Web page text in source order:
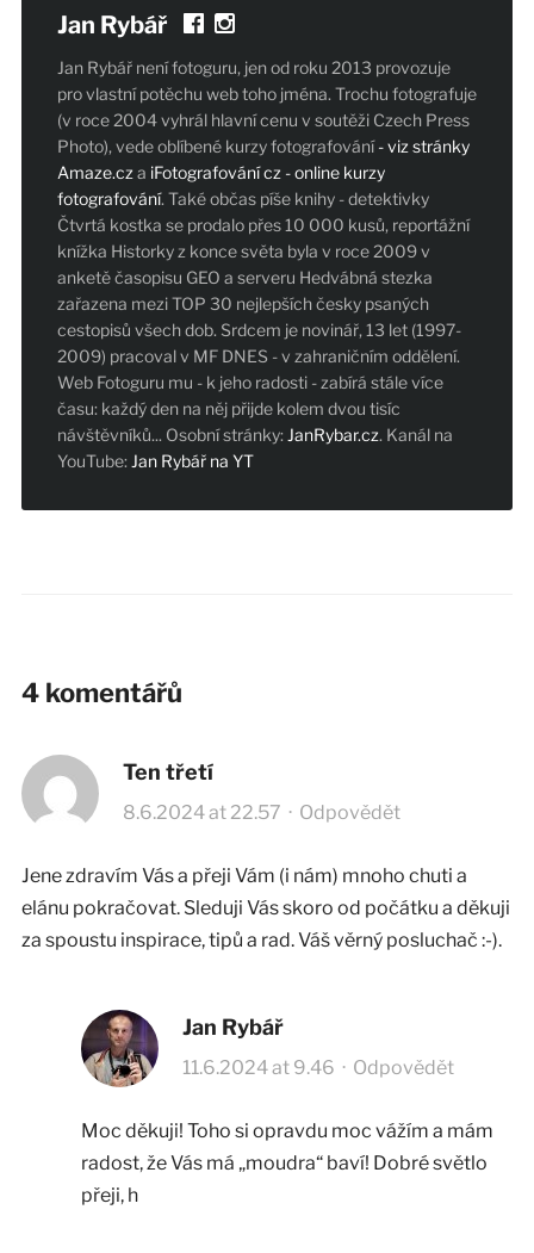
Jan Rybář
Jan Rybář není fotoguru, jen od roku 2013 provozuje
pro vlastní potěchu web toho jména. Trochu fotografuje
(v roce 2004 vyhrál hlavní cenu v soutěži Czech Press
Photo), vede oblíbené kurzy fotografování- viz stránky
Amaze.cz a iFotografování cz - online kurzy
fotografování. Také občas píše knihy - detektivky
Čtvrtá kostka se prodalo přes 10 000 kusů, reportážní
knížka Historky z konce světa byla v roce 2009 v
anketě časopisu GEO a serveru Hedvábná stezka
zařazena mezi TOP 30 nejlepších česky psaných
cestopisů všech dob. Srdcem je novinář, 13 let (1997-
2009) pracoval v MF DNES - v zahraničním oddělení.
Web Fotoguru mu - k jeho radosti - zabírá stále více
času: každý den na něj přijde kolem dvou tisíc
návštěvníků... Osobní stránky: JanRybar.cz. Kanál na
YouTube: Jan Rybář na YT
4 komentářů
Ten třetí
8.6.2024 at 22.57 · Odpovědět
Jene zdravím Vás a přeji Vám (i nám) mnoho chuti a
elánu pokračovat. Sleduji Vás skoro od počátku a děkuji
za spoustu inspirace, tipů a rad. Váš věrný posluchač :-).
Jan Rybář
11.6.2024 at 9.46 · Odpovědět
Moc děkuji! Toho si opravdu moc vážím a mám
radost, že Vás má „moudra“ baví! Dobré světlo
přeji, h